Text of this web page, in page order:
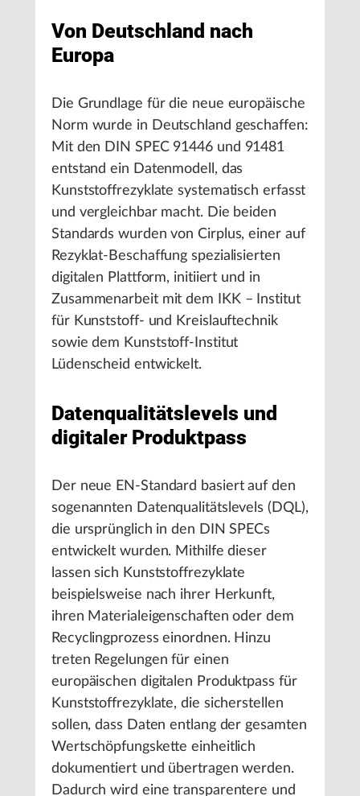
Von Deutschland nach
Europa
Die Grundlage für die neue europäische
Norm wurde in Deutschland geschaffen:
Mit den DIN SPEC 91446 und 91481
entstand ein Datenmodell, das
Kunststoffrezyklate systematisch erfasst
und vergleichbar macht. Die beiden
Standards wurden von Cirplus, einer auf
Rezyklat-Beschaffung spezialisierten
digitalen Plattform, initiiert und in
Zusammenarbeit mit dem IKK – Institut
für Kunststoff- und Kreislauftechnik
sowie dem Kunststoff-Institut
Lüdenscheid entwickelt.
Datenqualitätslevels und
digitaler Produktpass
Der neue EN-Standard basiert auf den
sogenannten Datenqualitätslevels (DQL),
die ursprünglich in den DIN SPECs
entwickelt wurden. Mithilfe dieser
lassen sich Kunststoffrezyklate
beispielsweise nach ihrer Herkunft,
ihren Materialeigenschaften oder dem
Recyclingprozess einordnen. Hinzu
treten Regelungen für einen
europäischen digitalen Produktpass für
Kunststoffrezyklate, die sicherstellen
sollen, dass Daten entlang der gesamten
Wertschöpfungskette einheitlich
dokumentiert und übertragen werden.
Dadurch wird eine transparentere und